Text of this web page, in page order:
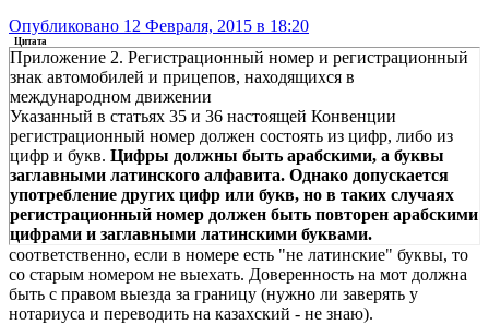
Опубликовано 12 Февраля, 2015 в 18:20
Цитата
Приложение 2. Регистрационный номер и регистрационный
знак автомобилей и прицепов, находящихся в
международном движении
Указанный в статьях 35 и 36 настоящей Конвенции
регистрационный номер должен состоять из цифр, либо из
цифр и букв. Цифры должны быть арабскими, а буквы
заглавными латинского алфавита. Однако допускается
употребление других цифр или букв, но в таких случаях
регистрационный номер должен быть повторен арабскими
цифрами и заглавными латинскими буквами.
соответственно, если в номере есть "не латинские" буквы, то
со старым номером не выехать. Доверенность на мот должна
быть с правом выезда за границу (нужно ли заверять у
нотариуса и переводить на казахский - не знаю).